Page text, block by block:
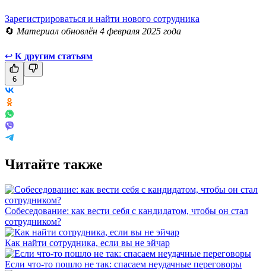
Зарегистрироваться и найти нового сотрудника
🔄 Материал обновлён 4 февраля 2025 года
↩ К другим статьям
6
Читайте также
Собеседование: как вести себя с кандидатом, чтобы он стал
сотрудником?
Как найти сотрудника, если вы не эйчар
Если что-то пошло не так: спасаем неудачные переговоры